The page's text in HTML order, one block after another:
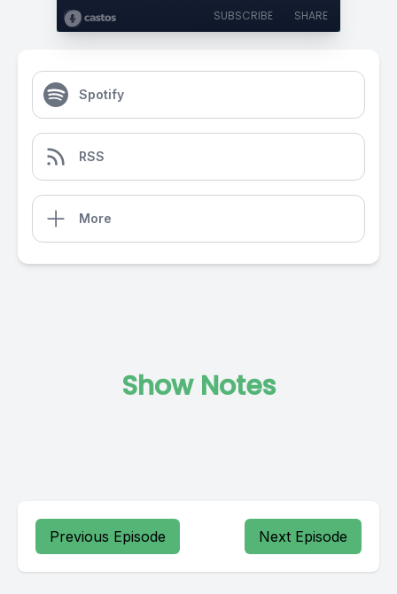
SUBSCRIBE SHARE
Spotify
RSS
More
Show Notes
Previous Episode Next Episode